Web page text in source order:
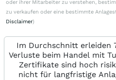
oder ihrer Mitarbeiter zu verstehen,
zu verkaufen oder eine bestimmte
Disclaimer)
Im Durchschnitt erleiden
Verluste beim Handel mit
Zertifikate sind hoch
nicht für langfristige